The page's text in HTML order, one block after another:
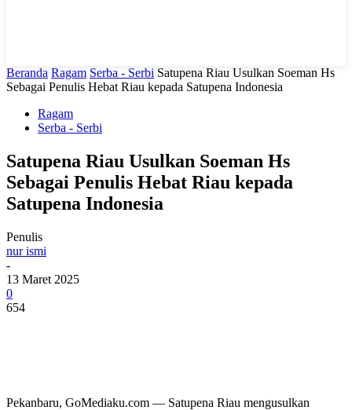
Beranda Ragam Serba - Serbi Satupena Riau Usulkan Soeman Hs
Sebagai Penulis Hebat Riau kepada Satupena Indonesia
Ragam
Serba - Serbi
Satupena Riau Usulkan Soeman Hs
Sebagai Penulis Hebat Riau kepada
Satupena Indonesia
Penulis
nur ismi
-
13 Maret 2025
0
654
Pekanbaru, GoMediaku.com — Satupena Riau mengusulkan